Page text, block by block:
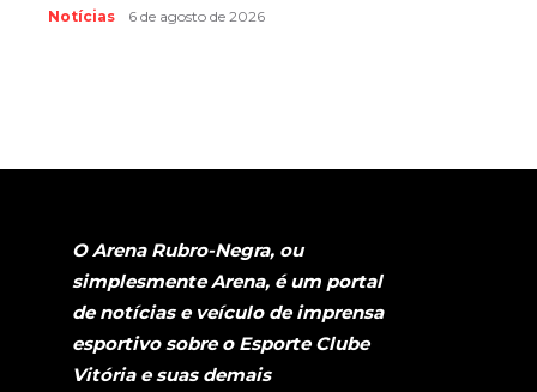
Notícias 6 de agosto de 2026
O Arena Rubro-Negra, ou
simplesmente Arena, é um portal
de notícias e veículo de imprensa
esportivo sobre o Esporte Clube
Vitória e suas demais